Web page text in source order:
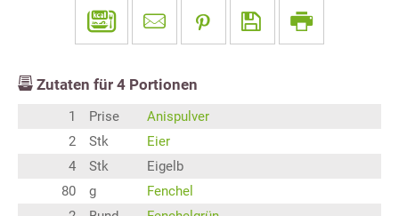
Zutaten für 4 Portionen
1 Prise
Anispulver
2
Stk
Eier
4
Stk
Eigelb
80
g
Fenchel